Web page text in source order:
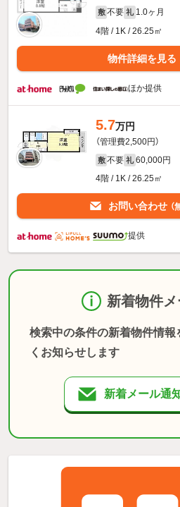
敷 不要 礼 1.0ヶ月
4階 / 1K / 26.25㎡
物件詳細を見る
ほか提供
5.7万円
（管理費2,500円）
敷 不要 礼 60,000円
4階 / 1K / 26.25㎡
お問い合わせ （
提供
新着物件
検索中の条件の新着物件情報
くお知らせします
新着メール通